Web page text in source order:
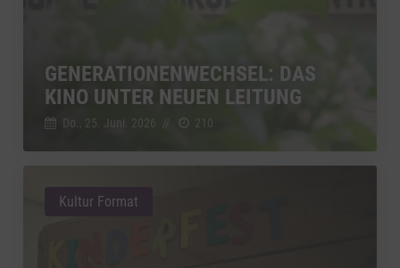
GENERATIONENWECHSEL: DAS
KINO UNTER NEUEN LEITUNG
Do., 25. Juni. 2026 // 210
Kultur Format